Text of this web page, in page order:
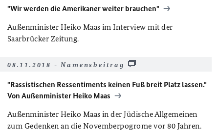
"Wir werden die Amerikaner weiter brauchen"
Außenminister Heiko Maas im Interview mit der
Saarbrücker Zeitung.
08.11.2018 - Namensbeitrag
"Rassistischen Ressentiments keinen Fuß breit Platz lassen."
Von Außenminister Heiko Maas
Außenminister Heiko Maas in der Jüdische Allgemeinen
zum Gedenken an die Novemberpogrome vor 80 Jahren.